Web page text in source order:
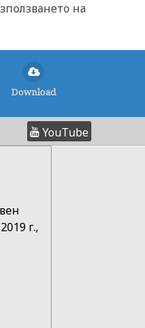
на
Download
YouTube
г.,